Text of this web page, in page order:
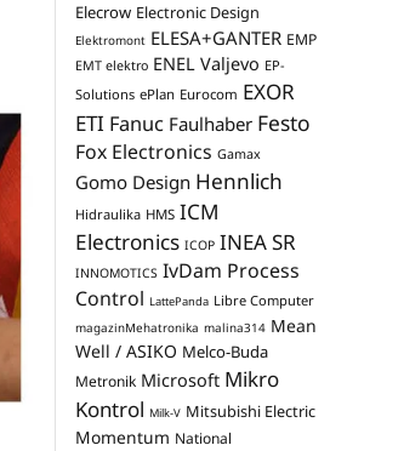
Elecrow Electronic Design
Elektromont ELESA+GANTER EMP
EMT elektro ENEL Valjevo EP-
Solutions ePlan Eurocom EXOR
ETI Fanuc Faulhaber Festo
Fox Electronics Gamax
Gomo Design Hennlich
Hidraulika HMS ICM
Electronics ICOP INEA SR
INNOMOTICS IvDam Process
Control LattePanda Libre Computer
magazinMehatronika malina314 Mean
Well / ASIKO Melco-Buda
Metronik Microsoft Mikro
Kontrol Milk-V Mitsubishi Electric
Momentum National